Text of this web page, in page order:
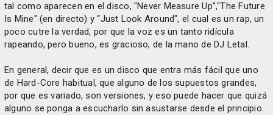
tal como aparecen en el disco, "Never Measure Up","The Future
Is Mine" (en directo) y “Just Look Around", el cual es un rap, un
poco cutre la verdad, por que la voz es un tanto ridícula
rapeando, pero bueno, es gracioso, de la mano de DJ Letal.
En general, decir que es un disco que entra más fácil que uno
de Hard-Core habitual, que alguno de los supuestos grandes,
por que es variado, son versiones, y eso puede hacer que quizá
alguno se ponga a escucharlo sin asustarse desde el principio.